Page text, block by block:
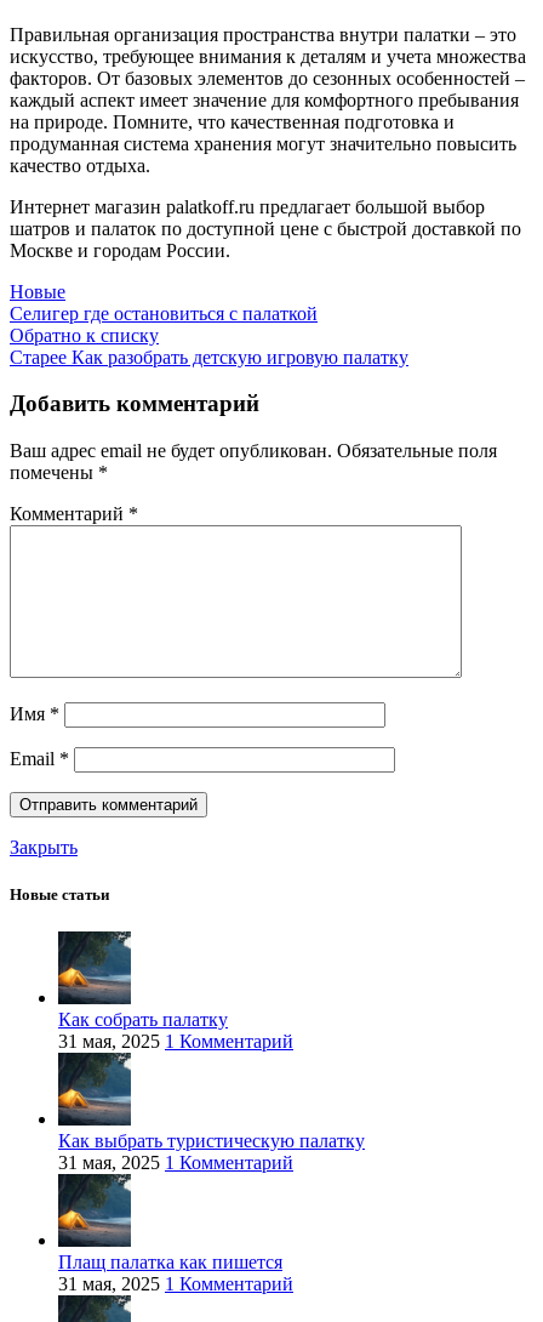
Правильная организация пространства внутри палатки – это
искусство, требующее внимания к деталям и учета множества
факторов. От базовых элементов до сезонных особенностей –
каждый аспект имеет значение для комфортного пребывания
на природе. Помните, что качественная подготовка и
продуманная система хранения могут значительно повысить
качество отдыха.
Интернет магазин palatkoff.ru предлагает большой выбор
шатров и палаток по доступной цене с быстрой доставкой по
Москве и городам России.
Новые
Селигер где остановиться с палаткой
Обратно к списку
Старее Как разобрать детскую игровую палатку
Добавить комментарий
Ваш адрес email не будет опубликован. Обязательные поля
помечены *
Комментарий *
Имя *
Email *
Закрыть
Новые статьи
Как собрать палатку
31 мая, 2025 1 Комментарий
Как выбрать туристическую палатку
31 мая, 2025 1 Комментарий
Плащ палатка как пишется
31 мая, 2025 1 Комментарий